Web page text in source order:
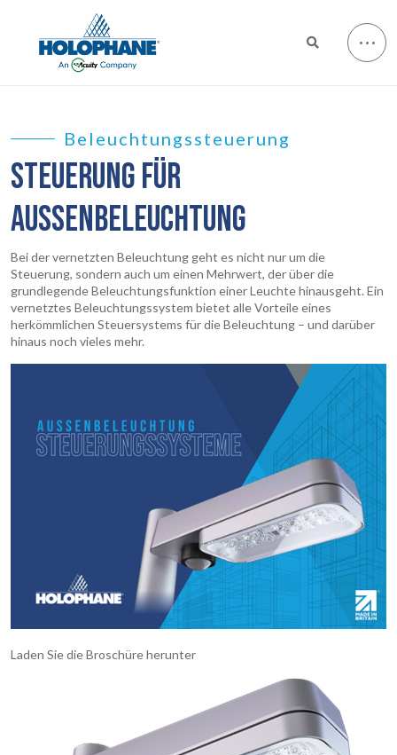
Beleuchtungssteuerung
STEUERUNG FÜR
AUSSENBELEUCHTUNG
Bei der vernetzten Beleuchtung geht es nicht nur um die
Steuerung, sondern auch um einen Mehrwert, der über die
grundlegende Beleuchtungsfunktion einer Leuchte hinausgeht. Ein
vernetztes Beleuchtungssystem bietet alle Vorteile eines
herkömmlichen Steuersystems für die Beleuchtung – und darüber
hinaus noch vieles mehr.
Laden Sie die Broschüre herunter